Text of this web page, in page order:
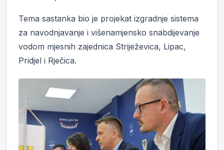
Tema sastanka bio je projekat izgradnje sistema
za navodnjavanje i višenamjensko snabdijevanje
vodom mjesnih zajednica Striježevica, Lipac,
Pridjel i Rječica.